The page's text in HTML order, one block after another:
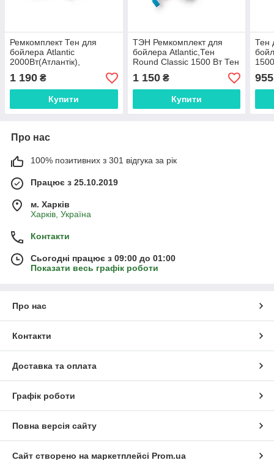
Ремкомплект Тен для
бойлера Atlantic
2000Вт(Атлантік),
1 190 ₴
Купити
ТЭН Ремкомплект для
бойлера Atlantic,Тен
Round Classic 1500 Вт Тен
з терморегулятором
1 150₴
Купити
Тен
955
Про нас
100% позитивних з 301 відгука за рік
Працює з 25.10.2019
м. Харків
Харків, Україна
Контакти
Сьогодні працює з 09:00 до 01:00
Показати весь графік роботи
Про нас
Контакти
Доставка та оплата
Графік роботи
Повна версія сайту
Сайт створено на маркетплейсі Prom.ua